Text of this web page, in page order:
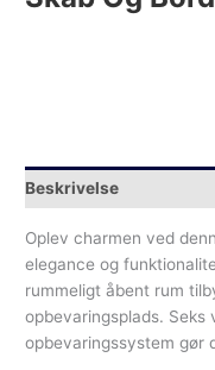
Beskrivelse
Oplev charmen ved
elegance og
rummeligt åbent rum
opbevaringsplads.
opbevaringssystem gør